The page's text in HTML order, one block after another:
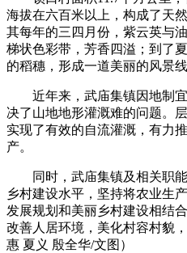
海拔在六百米以上，构成了天
其每年的三四月份，紫云英与
梯状色彩带，芳香四溢；到了
的稻穗，形成一道美丽的风景线
近年来，武庙集镇因地制
决了山地地形灌溉难的问题。
实现了有效的自流灌溉，有力
产。
同时，武庙集镇及相关职
乡村建设水平，坚持将农业生
发展规划和美丽乡村建设相结
改善人居环境，美化村容村貌
惠 夏义 殷全华/文图）